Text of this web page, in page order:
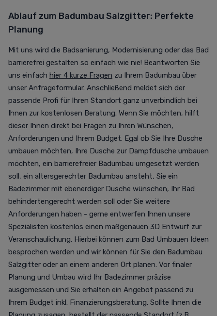
Ablauf zum Badumbau Salzgitter: Perfekte
Planung
Mit uns wird die Badsanierung, Modernisierung oder das Bad
barrierefrei gestalten so einfach wie nie! Beantworten Sie
uns einfach hier 4 kurze Fragen zu Ihrem Badumbau über
unser Anfrageformular. Anschließend meldet sich der
passende Profi für Ihren Standort ganz unverbindlich bei
Ihnen zur kostenlosen Beratung. Wenn Sie möchten, hilft
dieser Ihnen direkt bei Fragen zu Ihren Wünschen,
Anforderungen und Ihrem Budget. Egal ob Sie Ihre Dusche
umbauen möchten, Ihre Dusche zur Dampfdusche umbauen
möchten, ein barrierefreier Badumbau umgesetzt werden
soll, ein altersgerechter Badumbau ansteht, Sie ein
Badezimmer mit ebenerdiger Dusche wünschen, Ihr Bad
behindertengerecht werden soll oder Sie weitere
Anforderungen haben - gerne entwerfen Ihnen unsere
Spezialisten kostenlos einen maßgenauen 3D Entwurf zur
Veranschaulichung. Hierbei können zum Bad Umbauen Ideen
besprochen werden und wir können für Sie den Badumbau
Salzgitter oder an einem anderen Ort planen. Vor finaler
Planung und Umbau wird Ihr Badezimmer präzise
ausgemessen und Sie erhalten ein Angebot passend zu
Ihrem Budget inkl. Finanzierungsberatung. Sollte Ihnen die